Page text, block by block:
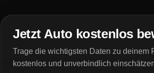
Jetzt Auto kostenlos
Trage die wichtigsten Daten zu deinem
kostenlos und unverbindlich